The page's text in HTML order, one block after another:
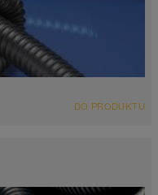
ścieranie, wąż
DO PRODUKTU